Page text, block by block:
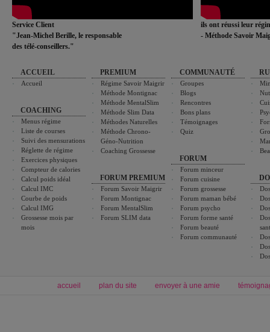
Service Client
"Jean-Michel Berille, le responsable
des télé-conseillers."
ils ont réussi leur
- Méthode Savoir
ACCUEIL
Accueil
COACHING
Menus régime
Liste de courses
Suivi des mensurations
Réglette de régime
Exercices physiques
Compteur de calories
Calcul poids idéal
Calcul IMC
Courbe de poids
Calcul IMG
Grossesse mois par
mois
PREMIUM
Régime Savoir Maigrir
Méthode Montignac
Méthode MentalSlim
Méthode Slim Data
Méthodes Naturelles
Méthode Chrono-
Géno-Nutrition
Coaching Grossesse
FORUM PREMIUM
Forum Savoir Maigrir
Forum Montignac
Forum MentalSlim
Forum SLIM data
COMMUNAUTÉ
Groupes
Blogs
Rencontres
Bons plans
Témoignages
Quiz
FORUM
Forum minceur
Forum cuisine
Forum grossesse
Forum maman bébé
Forum psycho
Forum forme santé
Forum beauté
Forum communauté
accueil plan du site envoyer à une amie